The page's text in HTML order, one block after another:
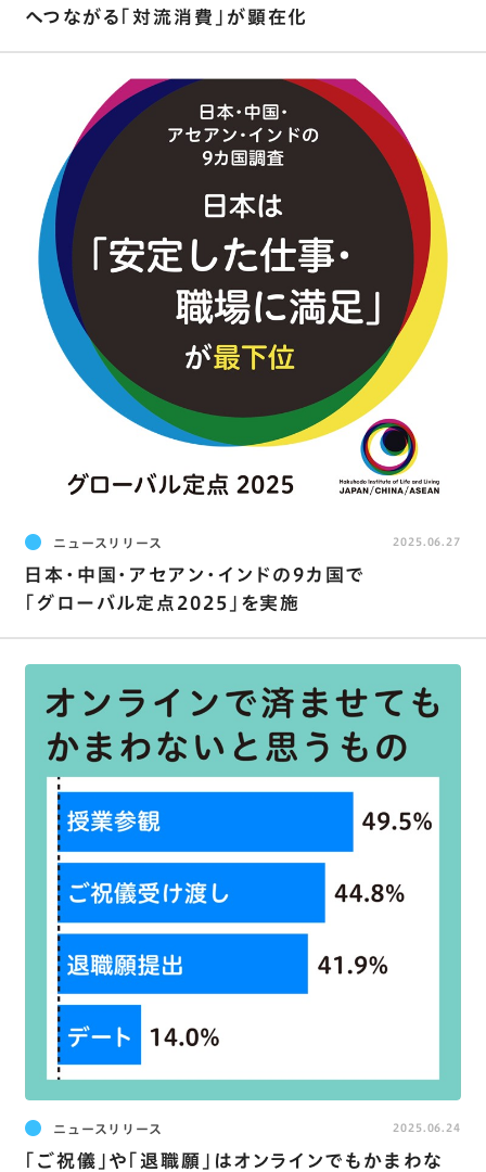
へつながる｢対流消費｣が顕在化
ニュースリリース
日本･中国･アセアン･インドの9カ国で
｢グローバル定点2025｣を実施
2025.06.27
ニュースリリース
｢ご祝儀｣や｢退職願｣はオンラインでもかまわな
2025.06.24